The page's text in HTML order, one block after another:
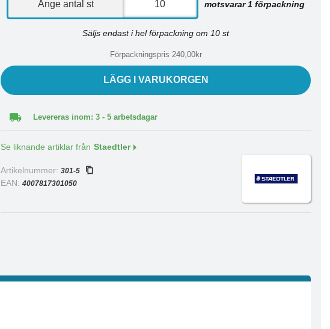
Ange antal st motsvarar 1 förpackning
Säljs endast i hel förpackning om 10 st
Förpackningspris 240,00kr
LÄGG I VARUKORGEN
Levereras inom: 3 - 5 arbetsdagar
Se liknande artiklar från Staedtler
Artikelnummer:301-5
EAN:4007817301050